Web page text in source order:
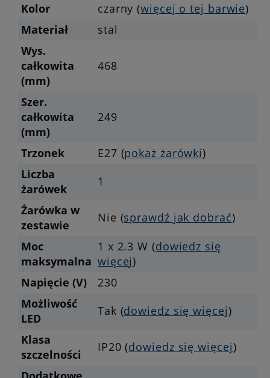
Kolor
czarny (więcej o tej barwie)
Materiał
stal
Wys.
całkowita
(mm)
468
Szer.
całkowita
(mm)
249
Trzonek E27 (pokaż żarówki)
Liczba
żarówek
1
Żarówka w
zestawie
Nie (sprawdź jak dobrać)
Moc
maksymalna
1 x 2.3 W (dowiedz się
więcej)
Napięcie (V)
230
Możliwość
LED
Tak (dowiedz się więcej)
Klasa
szczelności
IP20 (dowiedz się więcej)